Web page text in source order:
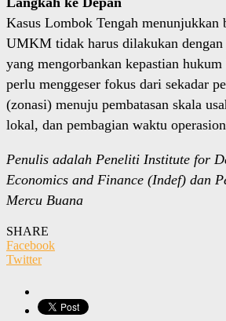
Kasus Lombok Tengah menunjukkan
UMKM tidak harus dilakukan dengan
yang mengorbankan kepastian
perlu menggeser fokus dari sekadar
(zonasi) menuju pembatasan skala
lokal, dan pembagian waktu
Penulis adalah Peneliti Institute for
Economics and Finance (Indef) dan
Mercu Buana
SHARE
Facebook
Twitter